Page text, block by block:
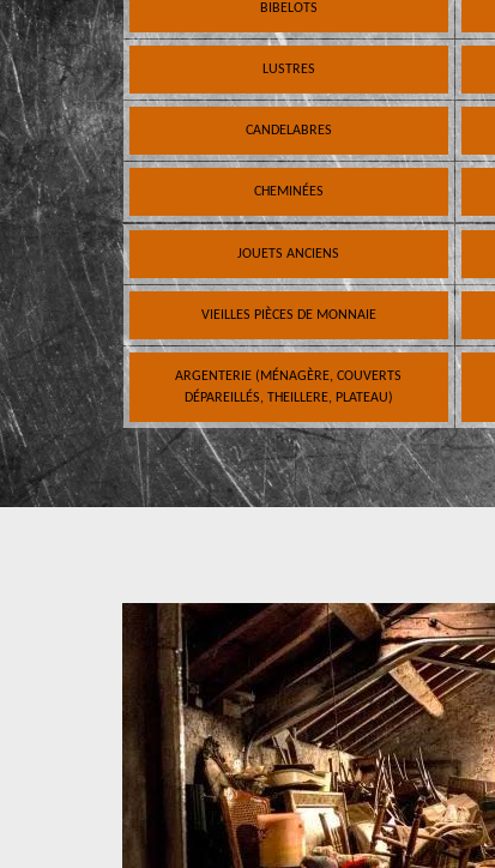
BIBELOTS
LUSTRES
CANDELABRES
CHEMINÉES
JOUETS ANCIENS
VIEILLES PIÈCES DE MONNAIE
ARGENTERIE (MÉNAGÈRE, COUVERTS
DÉPAREILLÉS, THEILLERE, PLATEAU)